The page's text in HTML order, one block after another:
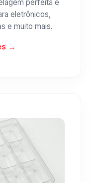
perfeita e
eletrônicos,
e muito mais.
→